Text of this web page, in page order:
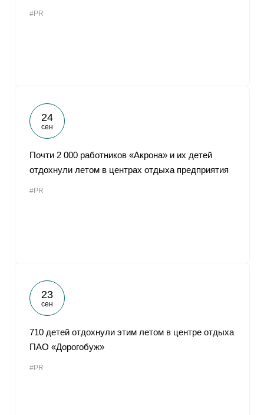
#PR
24
сен
Почти 2 000 работников «Акрона» и их детей
отдохнули летом в центрах отдыха предприятия
#PR
23
сен
710 детей отдохнули этим летом в центре отдыха
ПАО «Дорогобуж»
#PR